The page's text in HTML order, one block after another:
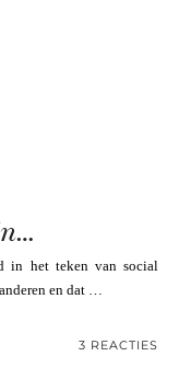
in het teken van social
en dat …
3 REACTIES